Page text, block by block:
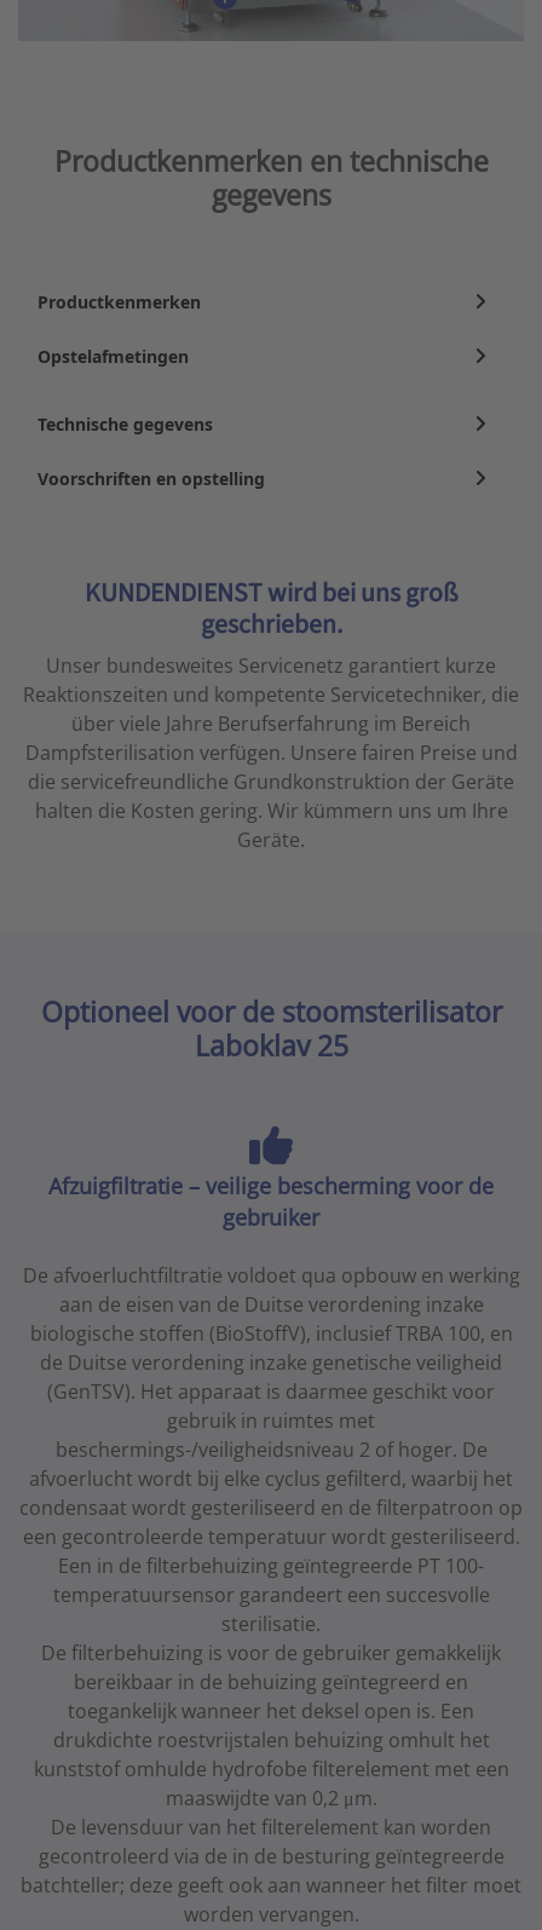
Productkenmerken en technische
gegevens
Productkenmerken
Opstelafmetingen
Technische gegevens
Voorschriften en opstelling
KUNDENDIENST wird bei uns groß
geschrieben.
Unser bundesweites Servicenetz garantiert kurze
Reaktionszeiten und kompetente Servicetechniker, die
über viele Jahre Berufserfahrung im Bereich
Dampfsterilisation verfügen. Unsere fairen Preise und
die servicefreundliche Grundkonstruktion der Geräte
halten die Kosten gering. Wir kümmern uns um Ihre
Geräte.
Optioneel voor de stoomsterilisator
Laboklav 25
Afzuigfiltratie – veilige bescherming voor de
gebruiker
De afvoerluchtfiltratie voldoet qua opbouw en werking
aan de eisen van de Duitse verordening inzake
biologische stoffen (BioStoffV), inclusief TRBA 100, en
de Duitse verordening inzake genetische veiligheid
(GenTSV). Het apparaat is daarmee geschikt voor
gebruik in ruimtes met
beschermings-/veiligheidsniveau 2 of hoger. De
afvoerlucht wordt bij elke cyclus gefilterd, waarbij het
condensaat wordt gesteriliseerd en de filterpatroon op
een gecontroleerde temperatuur wordt gesteriliseerd.
Een in de filterbehuizing geïntegreerde PT 100-
temperatuursensor garandeert een succesvolle
sterilisatie.
De filterbehuizing is voor de gebruiker gemakkelijk
bereikbaar in de behuizing geïntegreerd en
toegankelijk wanneer het deksel open is. Een
drukdichte roestvrijstalen behuizing omhult het
kunststof omhulde hydrofobe filterelement met een
maaswijdte van 0,2 μm.
De levensduur van het filterelement kan worden
gecontroleerd via de in de besturing geïntegreerde
batchteller; deze geeft ook aan wanneer het filter moet
worden vervangen.